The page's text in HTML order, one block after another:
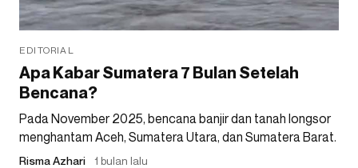
EDITORIAL
Apa Kabar Sumatera 7 Bulan Setelah
Bencana?
Pada November 2025, bencana banjir dan tanah longsor
menghantam Aceh, Sumatera Utara, dan Sumatera Barat.
Risma Azhari 1 bulan lalu